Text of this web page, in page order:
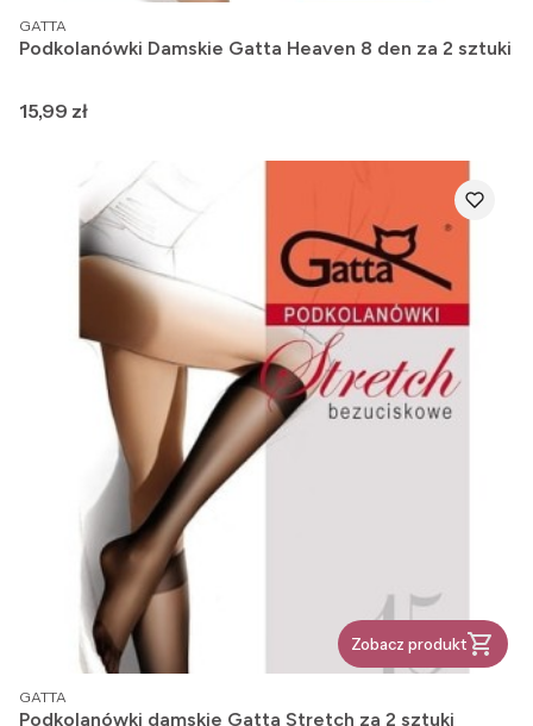
PRODUCENT
GATTA
Podkolanówki Damskie Gatta Heaven 8 den za 2 sztuki
Cena
15,99 zł
Zobacz produkt
PRODUCENT
GATTA
Podkolanówki damskie Gatta Stretch za 2 sztuki